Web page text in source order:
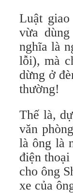
Luật
vừa
nghĩa là
lỗi), mà
dừng ở
thường!
Thế là,
văn
là ông là
điện
cho ông
xe của